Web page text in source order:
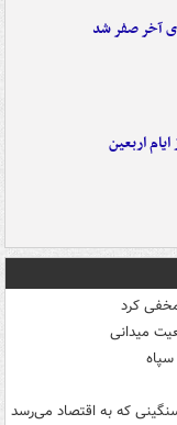
آخر صفر شد
اربعین
کرد
میدانی
که به اقتصاد می‌رسد